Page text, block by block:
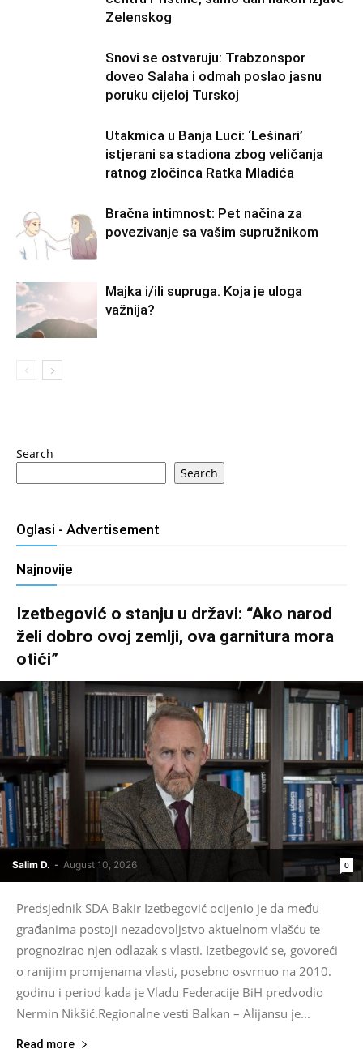
Zelenskog
Snovi se ostvaruju: Trabzonspor
doveo Salaha i odmah poslao jasnu
poruku cijeloj Turskoj
Utakmica u Banja Luci: ‘Lešinari’
istjerani sa stadiona zbog veličanja
ratnog zločinca Ratka Mladića
Bračna intimnost: Pet načina za
povezivanje sa vašim supružnikom
Majka i/ili supruga. Koja je uloga
važnija?
Search
Search
Oglasi - Advertisement
Najnovije
Izetbegović o stanju u državi: “Ako narod
želi dobro ovoj zemlji, ova garnitura mora
otići”
Salim D. - August 10, 2026 0
Predsjednik SDA Bakir Izetbegović ocijenio je da među
građanima postoji nezadovoljstvo aktuelnom vlašću te
prognozirao njen odlazak s vlasti. Izetbegović se, govoreći
o ranijim promjenama vlasti, posebno osvrnuo na 2010.
godinu i period kada je Vladu Federacije BiH predvodio
Nermin Nikšić.Regionalne vesti Balkan – Alijansu je...
Read more